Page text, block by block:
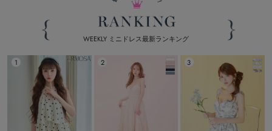
WEEKLY ミニドレス最新ランキング